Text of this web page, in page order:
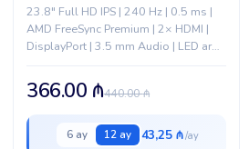
23.8" Full HD IPS | 240 Hz | 0.5 ms |
AMD FreeSync Premium | 2× HDMI |
DisplayPort | 3.5 mm Audio | LED arxa
440.00₼
366.00 ₼
6 ay 12 ay 43,25 ₼